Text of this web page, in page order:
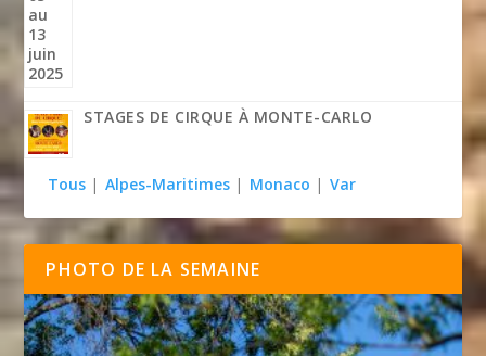
STAGES DE CIRQUE À MONTE-CARLO
Tous | Alpes-Maritimes | Monaco | Var
PHOTO DE LA SEMAINE